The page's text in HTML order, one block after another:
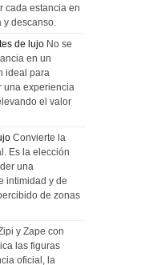
cada estancia en
y descanso.
de lujo No se
en un
ideal para
una experiencia
el valor
Convierte la
Es la elección
una
intimidad y de
de zonas
y Zape con
las figuras
oficial, la